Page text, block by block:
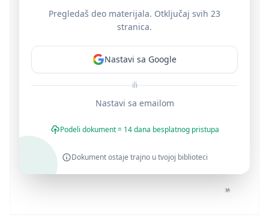
Pregledaš deo materijala. Otključaj svih 23
stranica.
Nastavi sa Google
ili
Nastavi sa emailom
Podeli dokument = 14 dana besplatnog pristupa
Dokument ostaje trajno u tvojoj biblioteci